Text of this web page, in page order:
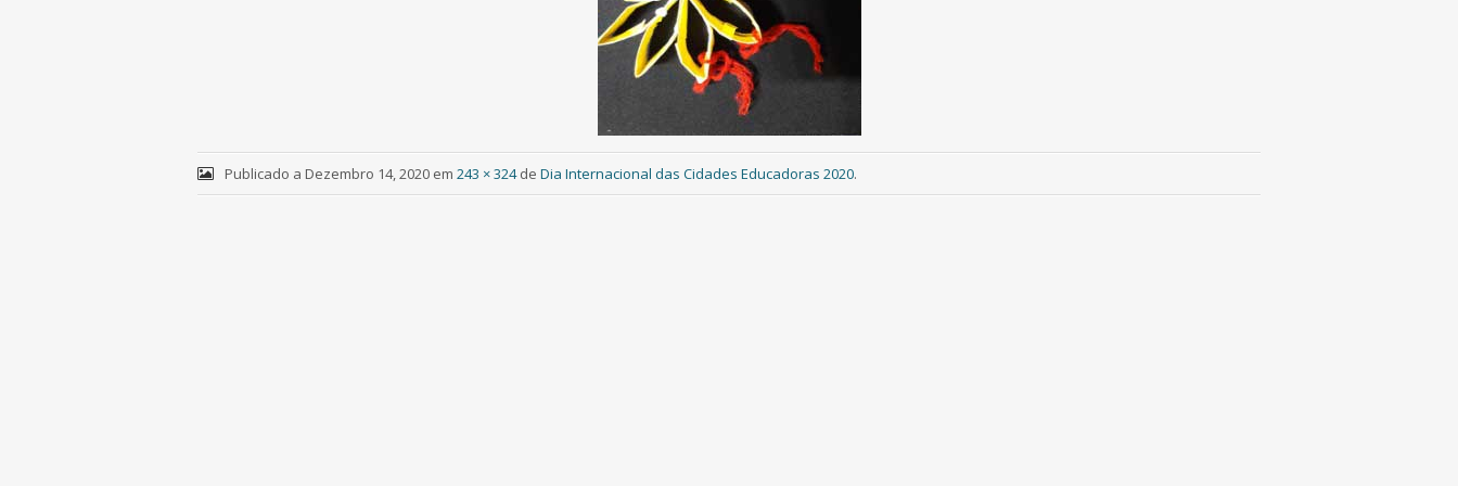
Publicado a Dezembro 14, 2020em 243 × 324de Dia Internacional das Cidades Educadoras 2020.